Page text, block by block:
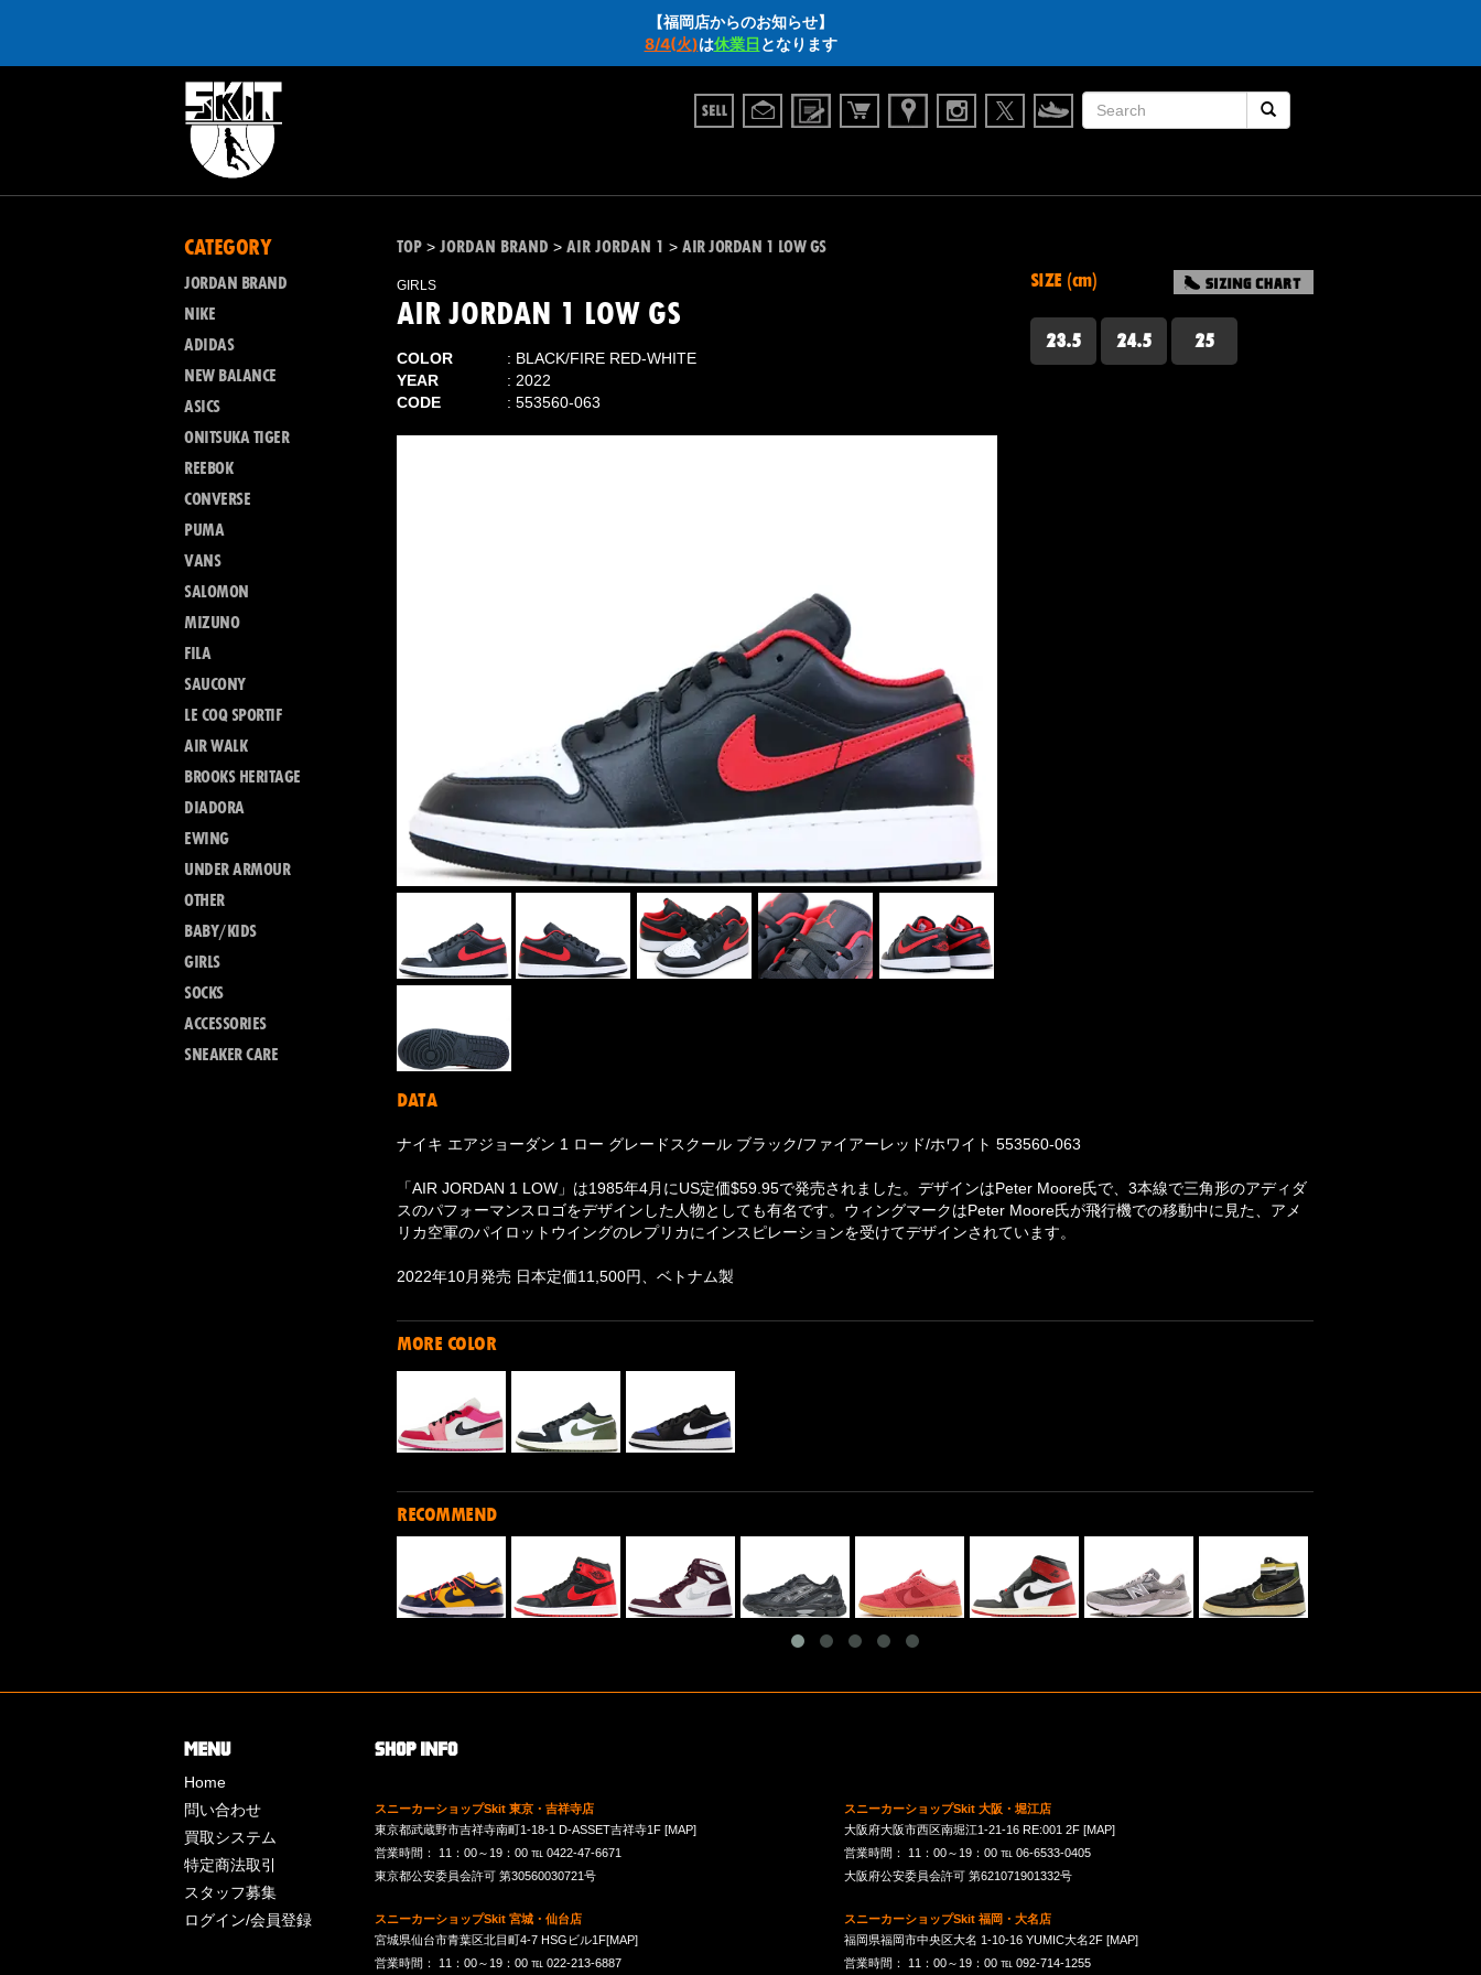
【福岡店からのお知らせ】
8/4(火)は休業日 となります
CATEGORY
JORDAN BRAND
NIKE
ADIDAS
NEW BALANCE
ASICS
ONITSUKA TIGER
REEBOK
CONVERSE
PUMA
VANS
SALOMON
MIZUNO
FILA
SAUCONY
LE COQ SPORTIF
AIR WALK
BROOKS HERITAGE
DIADORA
EWING
UNDER ARMOUR
OTHER
BABY/KIDS
GIRLS
SOCKS
ACCESSORIES
SNEAKER CARE
TOP > JORDAN BRAND > AIR JORDAN 1 > AIR JORDAN 1 LOW GS
GIRLS
AIR JORDAN 1 LOW GS
COLOR
BLACK/FIRE RED-WHITE
YEAR
2022
CODE
553560-063
SIZE (cm)
23.5 24.5 25
DATA
ナイキ エアジョーダン 1 ロー グレードスクール ブラック/ファイアーレッド/ホワイト 553560-063
「AIR JORDAN 1 LOW」は1985年4月にUS定価$59.95で発売されました。デザインはPeter Moore氏で、3本線で三角形のアディダ
スのパフォーマンスロゴをデザインした人物としても有名です。ウィングマークはPeter Moore氏が飛行機での移動中に見た、アメ
リカ空軍のパイロットウイングのレプリカにインスピレーションを受けてデザインされています。
2022年10月発売 日本定価11,500円、ベトナム製
MORE COLOR
RECOMMEND
Home
問い合わせ
買取システム
特定商法取引
スタッフ募集
ログイン/会員登録
スニーカーショップSkit 東京・吉祥寺店
東京都武蔵野市吉祥寺南町1-18-1 D-ASSET吉祥寺1F [MAP]
営業時間： 11：00～19：00 ℡ 0422-47-6671
東京都公安委員会許可 第30560030721号
スニーカーショップSkit 大阪・堀江店
大阪府大阪市西区南堀江1-21-16 RE:001 2F [MAP]
営業時間： 11：00～19：00 ℡ 06-6533-0405
大阪府公安委員会許可 第621071901332号
スニーカーショップSkit 宮城・仙台店
宮城県仙台市青葉区北目町4-7 HSGビル1F[MAP]
営業時間： 11：00～19：00 ℡ 022-213-6887
スニーカーショップSkit 福岡・大名店
福岡県福岡市中央区大名 1-10-16 YUMIC大名2F [MAP]
営業時間： 11：00～19：00 ℡ 092-714-1255